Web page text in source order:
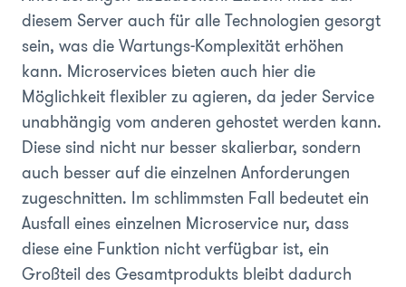
diesem Server auch für alle Technologien gesorgt
sein, was die Wartungs-Komplexität erhöhen
kann. Microservices bieten auch hier die
Möglichkeit flexibler zu agieren, da jeder Service
unabhängig vom anderen gehostet werden kann.
Diese sind nicht nur besser skalierbar, sondern
auch besser auf die einzelnen Anforderungen
zugeschnitten. Im schlimmsten Fall bedeutet ein
Ausfall eines einzelnen Microservice nur, dass
diese eine Funktion nicht verfügbar ist, ein
Großteil des Gesamtprodukts bleibt dadurch